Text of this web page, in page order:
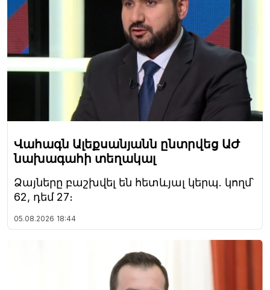
Վահագն Ալեքսանյանն ընտրվեց ԱԺ
նախագահի տեղակալ
Ձայները բաշխվել են հետևյալ կերպ. կողմ՝
62, դեմ 27։
05.08.2026 18:44